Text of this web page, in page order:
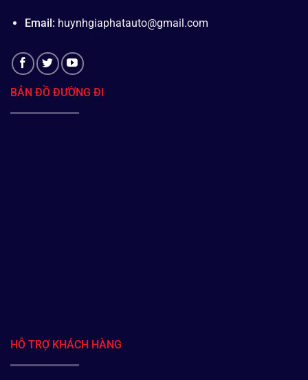
Email: huynhgiaphatauto@gmail.com
BẢN ĐỒ ĐƯỜNG ĐI
HỖ TRỢ KHÁCH HÀNG